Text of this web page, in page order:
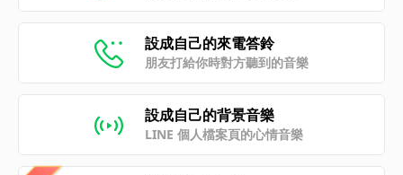
設成自己的來電答鈴
朋友打給你時對方聽到的音樂
設成自己的背景音樂
LINE 個人檔案頁的心情音樂